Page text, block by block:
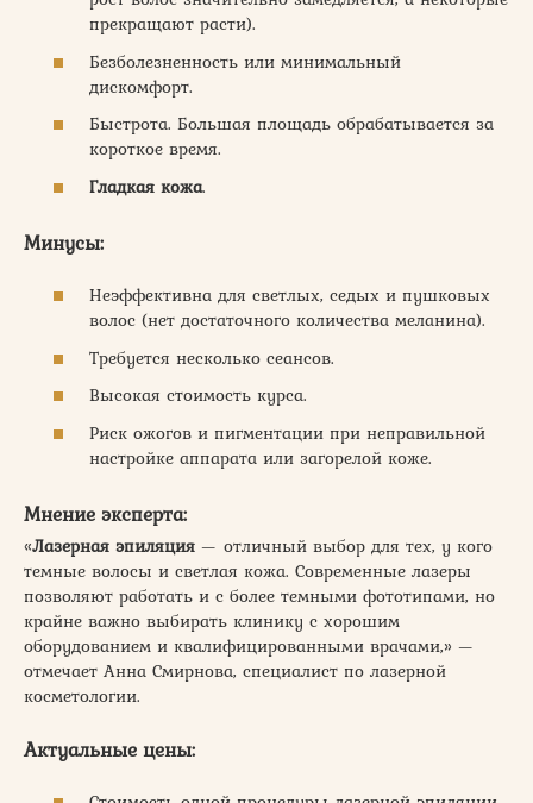
прекращают расти).
Безболезненность или минимальный
дискомфорт.
Быстрота. Большая площадь обрабатывается за
короткое время.
Гладкая кожа.
Минусы:
Неэффективна для светлых, седых и пушковых
волос (нет достаточного количества меланина).
Требуется несколько сеансов.
Высокая стоимость курса.
Риск ожогов и пигментации при неправильной
настройке аппарата или загорелой коже.
Мнение эксперта:
«Лазерная эпиляция — отличный выбор для тех, у кого
темные волосы и светлая кожа. Современные лазеры
позволяют работать и с более темными фототипами, но
крайне важно выбирать клинику с хорошим
оборудованием и квалифицированными врачами,» —
отмечает Анна Смирнова, специалист по лазерной
косметологии.
Актуальные цены: